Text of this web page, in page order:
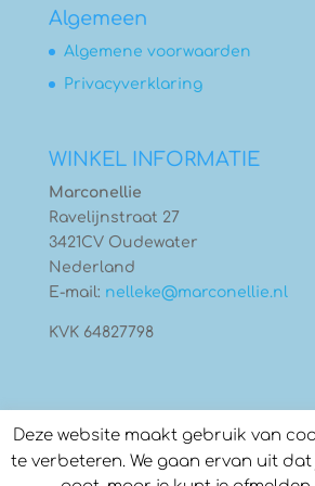
Algemeen
Algemene voorwaarden
Privacyverklaring
WINKEL INFORMATIE
Marconellie
Ravelijnstraat 27
3421CV Oudewater
Nederland
E-mail: nelleke@marconellie.nl
KVK 64827798
Deze website maakt gebruik van
te verbeteren. We gaan ervan uit